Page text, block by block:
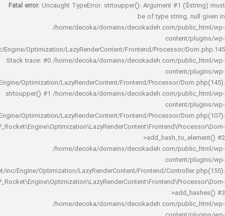
Fatal error : Uncaught TypeError: strtoupper(): Argument #1
be of type string,
/home/decoka/domains/decokadeh.com/
rocket/inc/Engine/Optimization/LazyRenderContent/Frontend/Processor/
Stack trace: #0 /home/decoka/domains/decokadeh.com/
rocket/inc/Engine/Optimization/LazyRenderContent/Frontend/Processor/
strtoupper() #1 /home/decoka/domains/decokadeh.com/
rocket/inc/Engine/Optimization/LazyRenderContent/Frontend/Processor/
/home/decoka/domains/decokadeh.com/
rocket/inc/Engine/Optimization/LazyRenderContent/Frontend/
/home/decoka/domains/decokadeh.com/